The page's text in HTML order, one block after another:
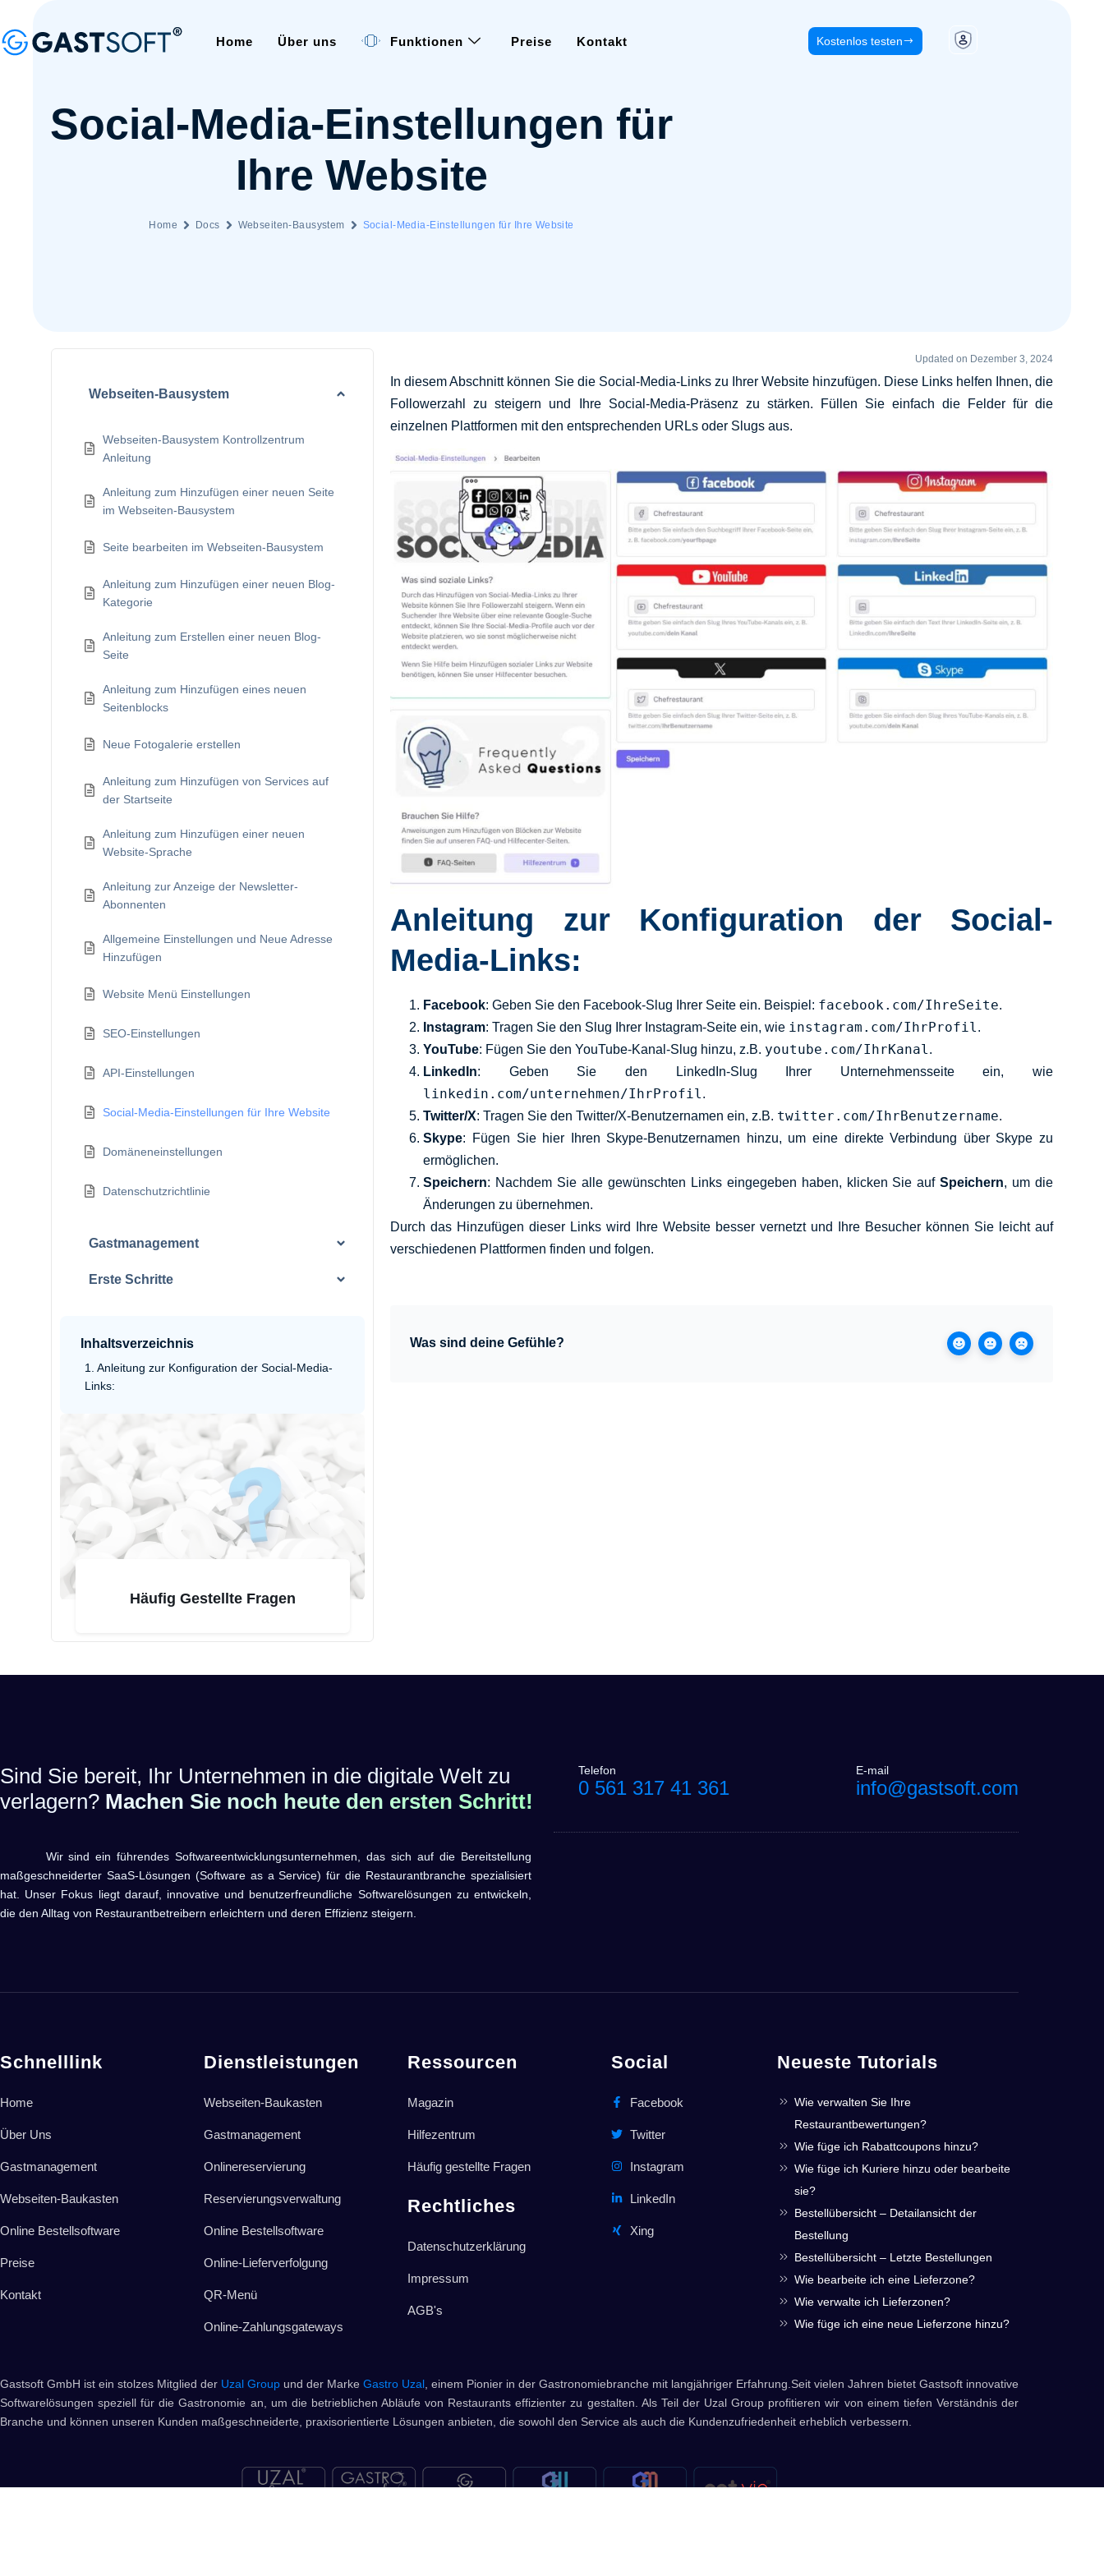
Home Über uns Funktionen Preise Kontakt Kostenlos testen
Social-Media-Einstellungen für
Ihre Website
Home Docs Webseiten-Bausystem Social-Media-Einstellungen für Ihre Website
Webseiten-Bausystem
Webseiten-Bausystem Kontrollzentrum
Anleitung
Anleitung zum Hinzufügen einer neuen Seite
im Webseiten-Bausystem
Seite bearbeiten im Webseiten-Bausystem
Anleitung zum Hinzufügen einer neuen Blog-
Kategorie
Anleitung zum Erstellen einer neuen Blog-
Seite
Anleitung zum Hinzufügen eines neuen
Seitenblocks
Neue Fotogalerie erstellen
Anleitung zum Hinzufügen von Services auf
der Startseite
Anleitung zum Hinzufügen einer neuen
Website-Sprache
Anleitung zur Anzeige der Newsletter-
Abonnenten
Allgemeine Einstellungen und Neue Adresse
Hinzufügen
Website Menü Einstellungen
SEO-Einstellungen
API-Einstellungen
Social-Media-Einstellungen für Ihre Website
Domäneneinstellungen
Datenschutzrichtlinie
Gastmanagement
Erste Schritte
Inhaltsverzeichnis
Anleitung zur Konfiguration der Social-Media-
Links:
Häufig Gestellte Fragen
Updated on Dezember 3, 2024
In diesem Abschnitt können Sie die Social-Media-Links zu Ihrer Website hinzufügen. Diese Links helfen Ihnen, die
Followerzahl zu steigern und Ihre Social-Media-Präsenz zu stärken. Füllen Sie einfach die Felder für die
einzelnen Plattformen mit den entsprechenden URLs oder Slugs aus.
Anleitung zur Konfiguration der Social-
Media-Links:
Facebook: Geben Sie den Facebook-Slug Ihrer Seite ein. Beispiel: facebook.com/IhreSeite.
Instagram: Tragen Sie den Slug Ihrer Instagram-Seite ein, wie instagram.com/IhrProfil.
YouTube: Fügen Sie den YouTube-Kanal-Slug hinzu, z.B. youtube.com/IhrKanal.
LinkedIn: Geben Sie den LinkedIn-Slug Ihrer Unternehmensseite ein, wie
linkedin.com/unternehmen/IhrProfil.
Twitter/X: Tragen Sie den Twitter/X-Benutzernamen ein, z.B. twitter.com/IhrBenutzername.
Skype: Fügen Sie hier Ihren Skype-Benutzernamen hinzu, um eine direkte Verbindung über Skype zu
ermöglichen.
Speichern: Nachdem Sie alle gewünschten Links eingegeben haben, klicken Sie aufSpeichern, um die
Änderungen zu übernehmen.
Durch das Hinzufügen dieser Links wird Ihre Website besser vernetzt und Ihre Besucher können Sie leicht auf
verschiedenen Plattformen finden und folgen.
Was sind deine Gefühle?
Sind Sie bereit, Ihr Unternehmen in die digitale Welt zu
verlagern? Machen Sie noch heute den ersten Schritt!
Wir sind ein führendes Softwareentwicklungsunternehmen, das sich auf die Bereitstellung
maßgeschneiderter SaaS-Lösungen (Software as a Service) für die Restaurantbranche spezialisiert
hat. Unser Fokus liegt darauf, innovative und benutzerfreundliche Softwarelösungen zu entwickeln,
die den Alltag von Restaurantbetreibern erleichtern und deren Effizienz steigern.
Telefon
0 561 317 41 361
E-mail
info@gastsoft.com
Schnelllink
Home
Über Uns
Gastmanagement
Webseiten-Baukasten
Online Bestellsoftware
Preise
Kontakt
Dienstleistungen
Webseiten-Baukasten
Gastmanagement
Onlinereservierung
Reservierungsverwaltung
Online Bestellsoftware
Online-Lieferverfolgung
QR-Menü
Online-Zahlungsgateways
Ressourcen
Magazin
Hilfezentrum
Häufig gestellte Fragen
Rechtliches
Datenschutzerklärung
Impressum
AGB's
Social
Facebook
Twitter
Instagram
LinkedIn
Xing
Neueste Tutorials
Wie verwalten Sie Ihre
Restaurantbewertungen?
Wie füge ich Rabattcoupons hinzu?
Wie füge ich Kuriere hinzu oder bearbeite
sie?
Bestellübersicht – Detailansicht der
Bestellung
Bestellübersicht – Letzte Bestellungen
Wie bearbeite ich eine Lieferzone?
Wie verwalte ich Lieferzonen?
Wie füge ich eine neue Lieferzone hinzu?
Gastsoft GmbH ist ein stolzes Mitglied der Uzal Group und der Marke Gastro Uzal , einem Pionier in der Gastronomiebranche mit langjähriger Erfahrung.Seit vielen Jahren bietet Gastsoft innovative
Softwarelösungen speziell für die Gastronomie an, um die betrieblichen Abläufe von Restaurants effizienter zu gestalten. Als Teil der Uzal Group profitieren wir von einem tiefen Verständnis der
Branche und können unseren Kunden maßgeschneiderte, praxisorientierte Lösungen anbieten, die sowohl den Service als auch die Kundenzufriedenheit erheblich verbessern.